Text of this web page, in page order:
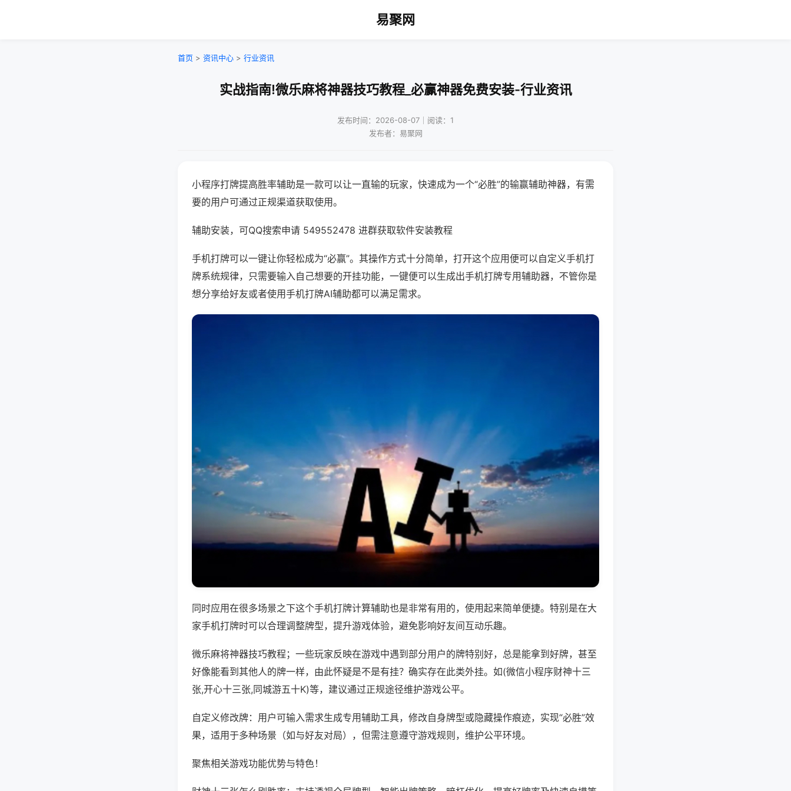
易聚网
首页 > 资讯中心 > 行业资讯
实战指南!微乐麻将神器技巧教程_必赢神器免费安装-行业资讯
发布时间：2026-08-07｜阅读：1
发布者：易聚网
小程序打牌提高胜率辅助是一款可以让一直输的玩家，快速成为一个“必胜”的输赢辅助神器，有需
要的用户可通过正规渠道获取使用。
辅助安装，可QQ搜索申请 549552478 进群获取软件安装教程
手机打牌可以一键让你轻松成为“必赢”。其操作方式十分简单，打开这个应用便可以自定义手机打
牌系统规律，只需要输入自己想要的开挂功能，一键便可以生成出手机打牌专用辅助器，不管你是
想分享给好友或者使用手机打牌AI辅助都可以满足需求。
同时应用在很多场景之下这个手机打牌计算辅助也是非常有用的，使用起来简单便捷。特别是在大
家手机打牌时可以合理调整牌型，提升游戏体验，避免影响好友间互动乐趣。
微乐麻将神器技巧教程；一些玩家反映在游戏中遇到部分用户的牌特别好，总是能拿到好牌，甚至
好像能看到其他人的牌一样，由此怀疑是不是有挂？确实存在此类外挂。如(微信小程序财神十三
张,开心十三张,同城游五十K)等，建议通过正规途径维护游戏公平。
自定义修改牌：用户可输入需求生成专用辅助工具，修改自身牌型或隐藏操作痕迹，实现“必胜”效
果，适用于多种场景（如与好友对局），但需注意遵守游戏规则，维护公平环境。
聚焦相关游戏功能优势与特色！